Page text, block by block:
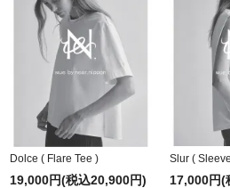
Dolce ( Flare Tee )
19,000円(税込20,900円)
Slur (
17,000円(